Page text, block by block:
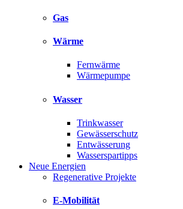
Gas
Wärme
Fernwärme
Wärmepumpe
Wasser
Trinkwasser
Gewässerschutz
Entwässerung
Wasserspartipps
Neue Energien
Regenerative Projekte
E-Mobilität